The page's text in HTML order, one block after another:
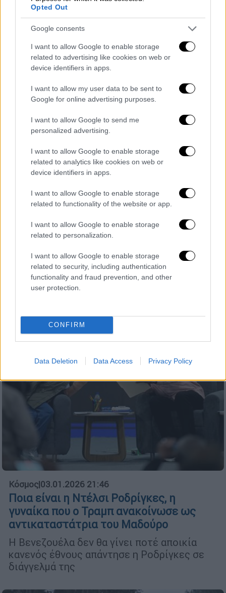
Opted Out
Google consents
I want to allow Google to enable storage
related to advertising like cookies on web or
device identifiers in apps.
I want to allow my user data to be sent to
Google for online advertising purposes.
I want to allow Google to send me
personalized advertising.
I want to allow Google to enable storage
related to analytics like cookies on web or
device identifiers in apps.
I want to allow Google to enable storage
related to functionality of the website or app.
I want to allow Google to enable storage
related to personalization.
I want to allow Google to enable storage
related to security, including authentication
functionality and fraud prevention, and other
user protection.
CONFIRM
Data Deletion Data Access Privacy Policy
για τη χώρα
«Δεν είναι η κατάλληλη στιγμή για να
σχολιάσουμε τη νομιμότητα των
πρόσφατων ενεργειών»
Ελλάδα|03.01.2026 22:00
Καστοριά: Στο νοσοκομείο ηλικιωμένος
κυνηγός μετά από επίθεση
αγριογούρουνου
Κόσμος|03.01.2026 21:46
Ποια είναι η Ντέλσι Ροδρίγκες, η
γυναίκα που ο Τραμπ ανακοίνωσε ως
αντικαταστάτρια του Μαδούρο
Η Βενεζουέλα δεν θα γίνει ποτέ αποικία
κανενός έθνους απάντησε η Ροδρίγκες σε
διάγγελμά της